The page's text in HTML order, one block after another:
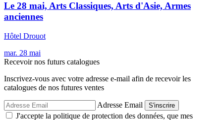
Le 28 mai, Arts Classiques, Arts d'Asie, Armes
anciennes
Hôtel Drouot
mar. 28 mai
Recevoir nos futurs catalogues
Inscrivez-vous avec votre adresse e-mail afin de recevoir les
catalogues de nos futures ventes
Adresse Email S'inscrire
J'accepte la politique de protection des données, que mes